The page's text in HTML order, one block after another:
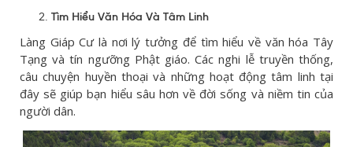
Tìm Hiểu Văn Hóa Và Tâm Linh
Làng Giáp Cư là nơi lý tưởng để tìm hiểu về văn hóa Tây
Tạng và tín ngưỡng Phật giáo. Các nghi lễ truyền thống,
câu chuyện huyền thoại và những hoạt động tâm linh tại
đây sẽ giúp bạn hiểu sâu hơn về đời sống và niềm tin của
người dân.